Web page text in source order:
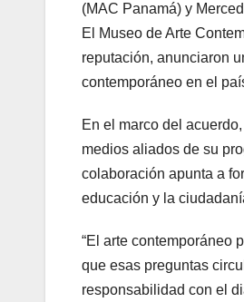
(MAC Panamá) y
El Museo de Arte
reputación, anunciaron
contemporáneo en el
En el marco del
medios aliados de su
colaboración apunta a
educación y la
“El arte contemporáneo
que esas preguntas
responsabilidad con el